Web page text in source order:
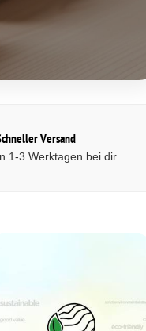
Versand
1-3 Werktagen bei dir